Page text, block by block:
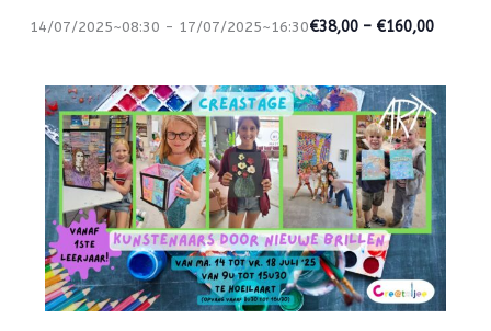
14/07/2025~08:30 - 17/07/2025~16:30€38,00 – €160,00